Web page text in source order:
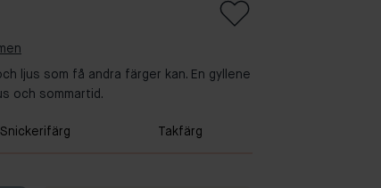
ljus som få andra färger kan. En gyllene
och sommartid.
Snickerifärg Takfärg